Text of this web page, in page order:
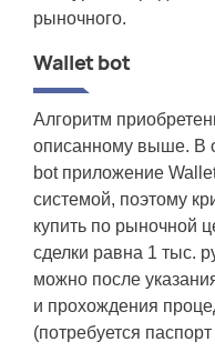
рыночного.
Wallet bot
Алгоритм
описанному выше. В
bot приложение
системой, поэтому
купить по рыночной
сделки равна 1 тыс.
можно после
и прохождения
(потребуется